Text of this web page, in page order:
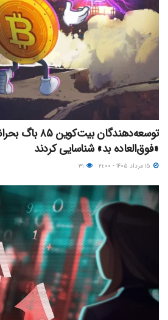
توسعه‌دهندگان
«فوق‌العاده بد» شناسایی کردند